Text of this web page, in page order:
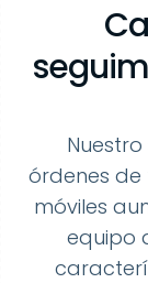
órdenes
móviles
equipo